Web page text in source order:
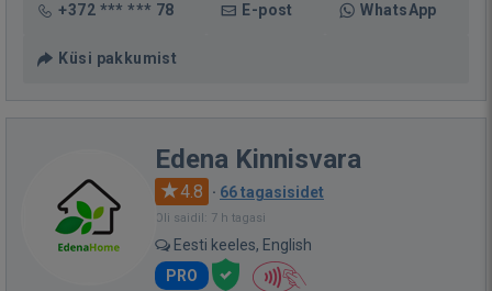
+372 *** *** 78 E-post WhatsApp
Küsi pakkumist
Edena Kinnisvara
4.8 · 66 tagasisidet
Oli saidil: 7 h tagasi
Eesti keeles, English
PRO